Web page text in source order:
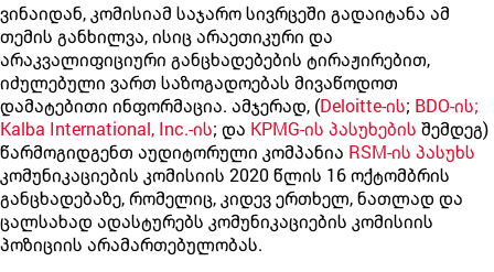
ვინაიდან, კომისიამ საჯარო სივრცეში გადაიტანა ამ
თემის განხილვა, ისიც არაეთიკური და
არაკვალიფიციური განცხადებების ტირაჟირებით,
იძულებული ვართ საზოგადოებას მივაწოდოთ
დამატებითი ინფორმაცია. ამჯერად, (Deloitte-ის; BDO-ის;
Kalba International, Inc.-ის; და KPMG-ის პასუხების შემდეგ)
წარმოგიდგენთ აუდიტორული კომპანია RSM-ის პასუხს
კომუნიკაციების კომისიის 2020 წლის 16 ოქტომბრის
განცხადებაზე, რომელიც, კიდევ ერთხელ, ნათლად და
ცალსახად ადასტურებს კომუნიკაციების კომისიის
პოზიციის არამართებულობას.